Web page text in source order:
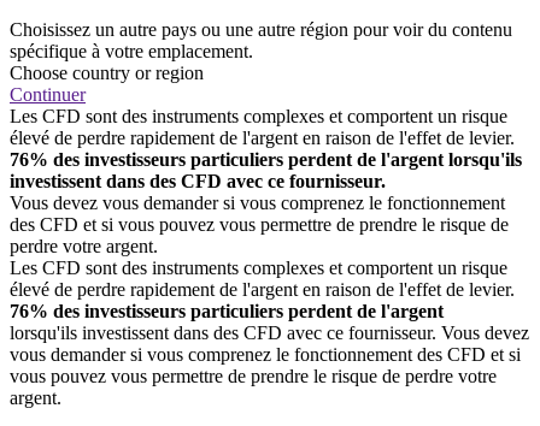
Choisissez un autre pays ou une autre région pour voir du contenu
spécifique à votre emplacement.
Choose country or region
Continuer
Les CFD sont des instruments complexes et comportent un risque
élevé de perdre rapidement de l'argent en raison de l'effet de levier.
76% des investisseurs particuliers perdent de l'argent lorsqu'ils
investissent dans des CFD avec ce fournisseur.
Vous devez vous demander si vous comprenez le fonctionnement
des CFD et si vous pouvez vous permettre de prendre le risque de
perdre votre argent.
Les CFD sont des instruments complexes et comportent un risque
élevé de perdre rapidement de l'argent en raison de l'effet de levier.
76% des investisseurs particuliers perdent de l'argent
lorsqu'ils investissent dans des CFD avec ce fournisseur. Vous devez
vous demander si vous comprenez le fonctionnement des CFD et si
vous pouvez vous permettre de prendre le risque de perdre votre
argent.